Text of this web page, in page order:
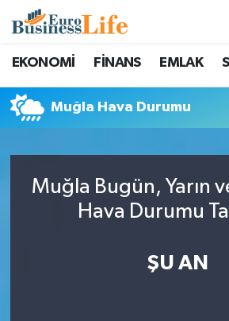
EKONOMİ FİNANS EMLAK
Muğla Hava Durumu
Muğla Bugün, Yarın
Hava Durumu
ŞU AN
Nöbetçi Eczaneler
Hava Durumu
Trafik Durumu
Süper Lig Puan Durumu ve